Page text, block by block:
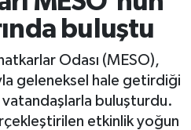
buluştu
Odası (MESO),
geleneksel hale getirdiği
vatandaşlarla buluşturdu.
etkinlik yoğun